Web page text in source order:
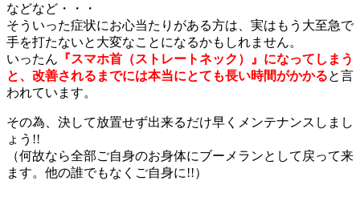
などなど・・・
そういった症状にお心当たりがある方は、実はもう大至急で
手を打たないと大変なことになるかもしれません。
いったん 『スマホ首（ストレートネック）』になってしまう
と、改善されるまでには本当にとても長い時間がかかると言
われています。
その為、決して放置せず出来るだけ早くメンテナンスしまし
ょう!!
（何故なら全部ご自身のお身体にブーメランとして戻って来
ます。他の誰でもなくご自身に!!）